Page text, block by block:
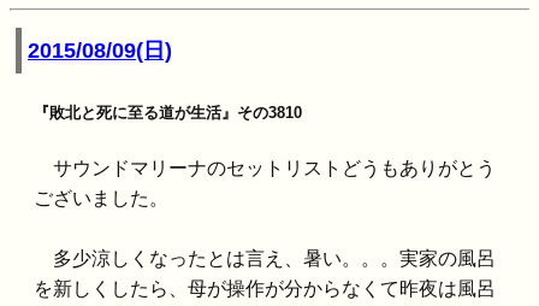
2015/08/09(日)
『敗北と死に至る道が生活』その3810
サウンドマリーナのセットリストどうもありがとう
ございました。
多少涼しくなったとは言え、暑い。。。実家の風呂
を新しくしたら、母が操作が分からなくて昨夜は風呂